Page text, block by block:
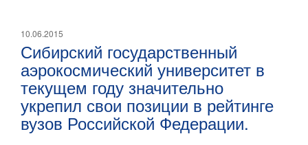
10.06.2015
Сибирский государственный
аэрокосмический университет в
текущем году значительно
укрепил свои позиции в рейтинге
вузов Российской Федерации.